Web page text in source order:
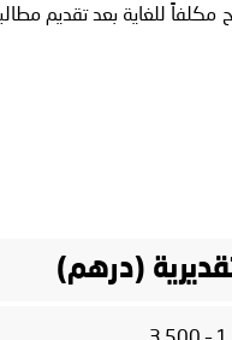
للغاية بعد تقديم
(درهم)